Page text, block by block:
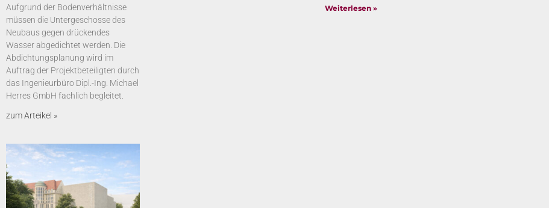
Aufgrund der Bodenverhältnisse
müssen die Untergeschosse des
Neubaus gegen drückendes
Wasser abgedichtet werden. Die
Abdichtungsplanung wird im
Auftrag der Projektbeteiligten durch
das Ingenieurbüro Dipl.-Ing. Michael
Herres GmbH fachlich begleitet.
zum Arteikel »
Weiterlesen »